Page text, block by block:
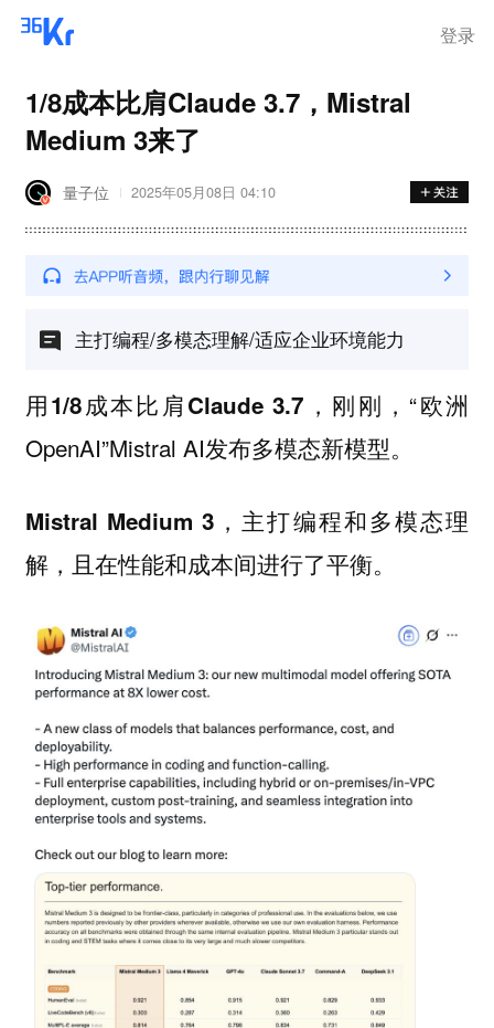
登录
1/8成本比肩Claude 3.7，Mistral
Medium 3来了
量子位 2025年05月08日 04:10
主打编程/多模态理解/适应企业环境能力
用1/8成本比肩Claude 3.7 ，刚刚，“欧洲
OpenAI”Mistral AI发布多模态新模型。
Mistral Medium 3 ，主打编程和多模态理
解，且在性能和成本间进行了平衡。